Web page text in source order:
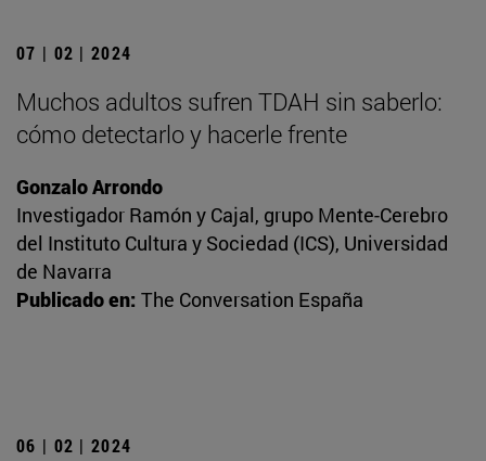
07 | 02 | 2024
Muchos adultos sufren TDAH sin saberlo:
cómo detectarlo y hacerle frente
Gonzalo Arrondo
Investigador Ramón y Cajal, grupo Mente-Cerebro
del Instituto Cultura y Sociedad (ICS), Universidad
de Navarra
Publicado en: The Conversation España
06 | 02 | 2024